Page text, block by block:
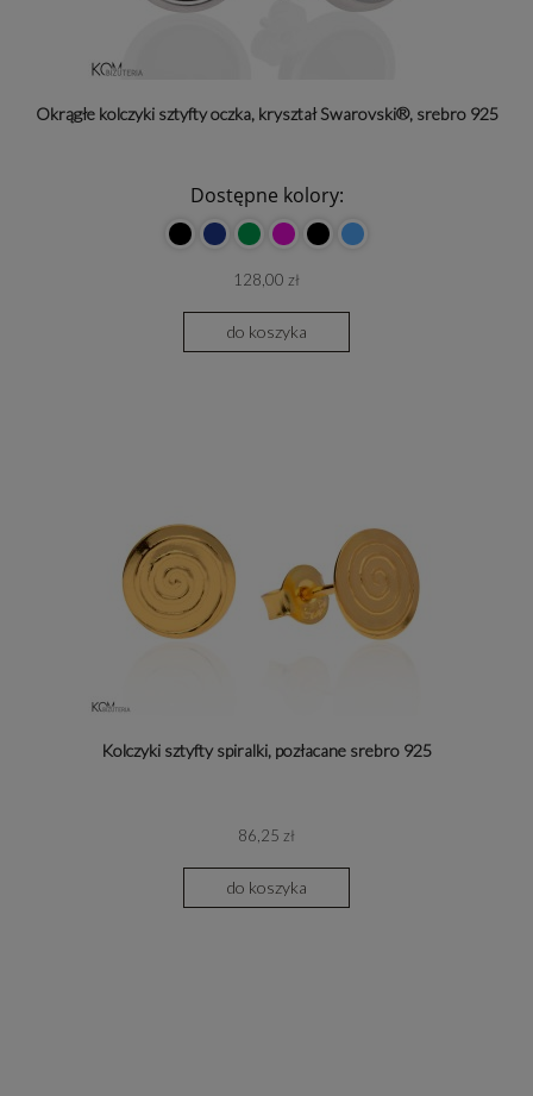
Okrągłe kolczyki sztyfty oczka, kryształ Swarovski®, srebro 925
Dostępne kolory:
128,00 zł
do koszyka
Kolczyki sztyfty spiralki, pozłacane srebro 925
86,25 zł
do koszyka